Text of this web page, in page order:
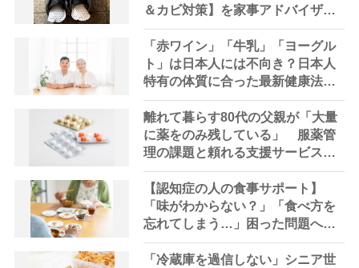
＆カビ対策】を家事アドバイザー
が指南
「赤ワイン」「牛乳」「ヨーグル
ト」は日本人には不向き？日本人
特有の体質に合った最新健康法を
内科医が指南
離れて暮らす80代の父親が「大量
に薬をのみ残している」 服薬管
理の課題と頼れる支援サービスを
専門家が解説
【認知症の人の食事サポート】
「味がわからない？」「食べ方を
忘れてしまう…」困った問題への5
つの工夫【管理栄養士解説】
「冷蔵庫を過信しない」シニア世